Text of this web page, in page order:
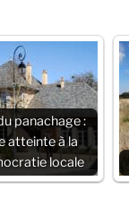
panachage :
atteinte à la
locale